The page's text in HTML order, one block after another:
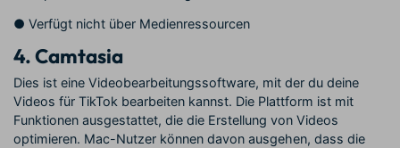
● Verfügt nicht über Medienressourcen
4.Camtasia
Dies ist eine Videobearbeitungssoftware, mit der du deine
Videos für TikTok bearbeiten kannst. Die Plattform ist mit
Funktionen ausgestattet, die die Erstellung von Videos
optimieren. Mac-Nutzer können davon ausgehen, dass die